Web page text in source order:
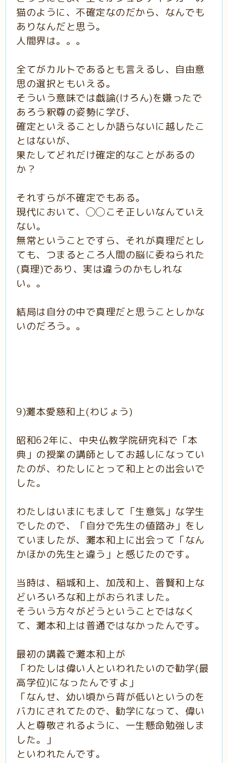
猫のように、不確定なのだから、なんでも
ありなんだと思う。
人間界は。。。
全てがカルトであるとも言えるし、自由意
思の選択ともいえる。
そういう意味では戯論(けろん)を嫌ったで
あろう釈尊の姿勢に学び、
確定といえることしか語らないに越したこ
とはないが、
果たしてどれだけ確定的なことがあるの
か？
それすらが不確定でもある。
現代において、◯◯こそ正しいなんていえ
ない。
無常ということですら、それが真理だとし
ても、つまるところ人間の脳に委ねられた
(真理)であり、実は違うのかもしれな
い。。
結局は自分の中で真理だと思うことしかな
いのだろう。。
9)灘本愛慈和上(わじょう)
昭和62年に、中央仏教学院研究科で「本
典」の授業の講師としてお越しになってい
たのが、わたしにとって和上との出会いで
した。
わたしはいまにもまして「生意気」な学生
でしたので、「自分で先生の値踏み」をし
ていましたが、灘本和上に出会って「なん
かほかの先生と違う」と感じたのです。
当時は、稲城和上、加茂和上、普賢和上な
どいろいろな和上がおられました。
そういう方々がどうということではなく
て、灘本和上は普通ではなかったんです。
最初の講義で灘本和上が
「わたしは偉い人といわれたいので勧学(最
高学位)になったんですよ」
「なんせ、幼い頃から背が低いというのを
バカにされてたので、勧学になって、偉い
人と尊敬されるように、一生懸命勉強しま
した。」
といわれたんです。